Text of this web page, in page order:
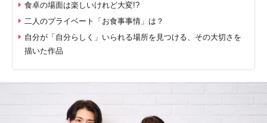
食卓の場面は楽しいけれど大変!?
二人のプライベート「お食事事情」は？
自分が「自分らしく」いられる場所を見つける、その大切さを
描いた作品